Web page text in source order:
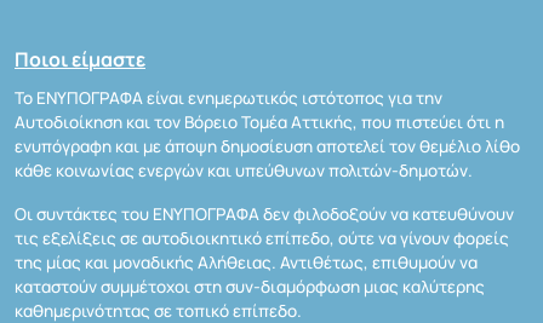
Ποιοι είμαστε
Το ΕΝΥΠΟΓΡΑΦΑ είναι ενημερωτικός ιστότοπος για την
Αυτοδιοίκηση και τον Βόρειο Τομέα Αττικής, που πιστεύει ότι η
ενυπόγραφη και με άποψη δημοσίευση αποτελεί τον θεμέλιο λίθο
κάθε κοινωνίας ενεργών και υπεύθυνων πολιτών-δημοτών.
Οι συντάκτες του ΕΝΥΠΟΓΡΑΦΑ δεν φιλοδοξούν να κατευθύνουν
τις εξελίξεις σε αυτοδιοικητικό επίπεδο, ούτε να γίνουν φορείς
της μίας και μοναδικής Αλήθειας. Αντιθέτως, επιθυμούν να
καταστούν συμμέτοχοι στη συν-διαμόρφωση μιας καλύτερης
καθημερινότητας σε τοπικό επίπεδο.